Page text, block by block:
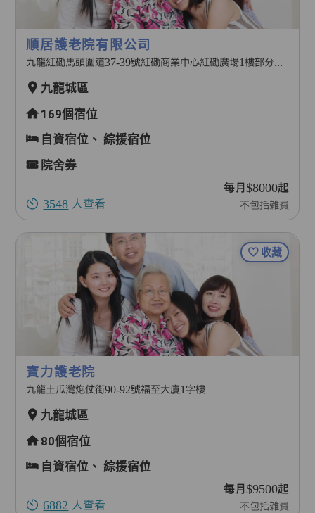
順居護老院有限公司
九龍城區
169個宿位
自資宿位、綜援宿位
院舍券
3548 人查看
每月$8000起
不包括雜費
收藏
寶力護老院
九龍土瓜灣炮仗街90-92號福至大廈1字樓
九龍城區
80個宿位
自資宿位、綜援宿位
6882 人查看
每月$9500起
不包括雜費